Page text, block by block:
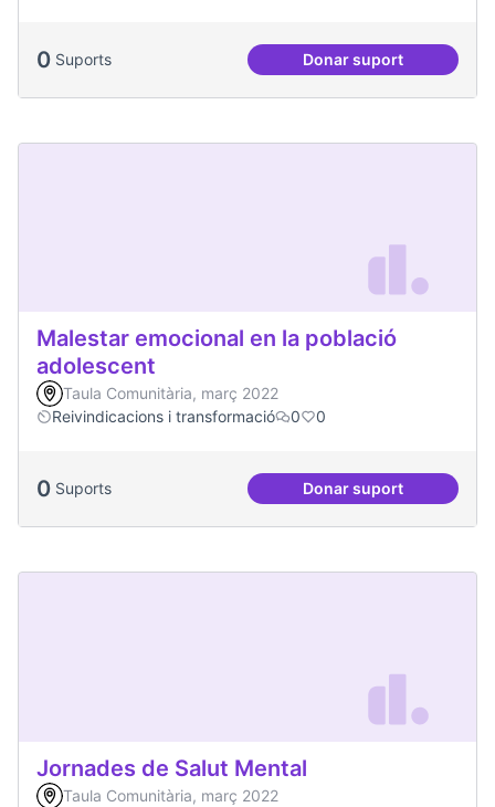
0 Suports Donar suportMés Festa Major!
Malestar emocional en la població
adolescent
Taula Comunitària, març 2022
Reivindicacions i transformació
0 0
0 Suports Donar suport
Malestar
Jornades de Salut Mental
Taula Comunitària, març 2022